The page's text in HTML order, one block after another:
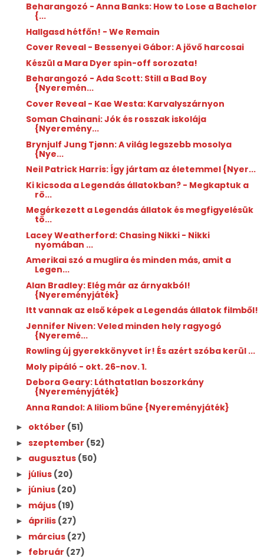
Beharangozó - Anna Banks: How to Lose a Bachelor
{...
Hallgasd hétfőn! - We Remain
Cover Reveal - Bessenyei Gábor: A jövő harcosai
Készül a Mara Dyer spin-off sorozata!
Beharangozó - Ada Scott: Still a Bad Boy
{Nyeremén...
Cover Reveal - Kae Westa: Karvalyszárnyon
Soman Chainani: Jók és rosszak iskolája
{Nyeremény...
Brynjulf Jung Tjønn: A világ legszebb mosolya
{Nye...
Neil Patrick Harris: Így jártam az életemmel {Nyer...
Ki kicsoda a Legendás állatokban? - Megkaptuk a
rö...
Megérkezett a Legendás állatok és megfigyelésük
tö...
Lacey Weatherford: Chasing Nikki - Nikki
nyomában ...
Amerikai szó a muglira és minden más, amit a
Legen...
Alan Bradley: Elég már az árnyakból!
{Nyereményjáték}
Itt vannak az első képek a Legendás állatok filmből!
Jennifer Niven: Veled minden hely ragyogó
{Nyeremé...
Rowling új gyerekkönyvet ír! És azért szóba kerül ...
Moly pipáló - okt. 26-nov. 1.
Debora Geary: Láthatatlan boszorkány
{Nyereményjáték}
Anna Randol: A liliom bűne {Nyereményjáték}
► október (51)
► szeptember (52)
► augusztus (50)
► július (20)
► június (20)
► május (19)
► április (27)
► március (27)
► február (27)